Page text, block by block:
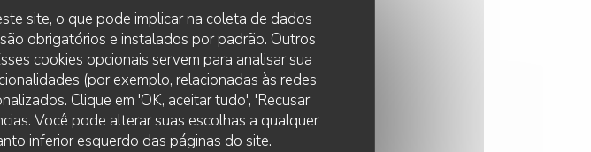
site, o que pode implicar na coleta de dados
obrigatórios e instalados por padrão. Outros
cookies opcionais servem para analisar sua
(por exemplo, relacionadas às redes
Clique em 'OK, aceitar tudo', 'Recusar
Você pode alterar suas escolhas a qualquer
inferior esquerdo das páginas do site.
:5/5 menu:5/5 quality_price : 5/5
:5/5 menu:5/5 quality_price:5/5